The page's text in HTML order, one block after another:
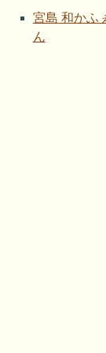
宮島 和かふ
ん